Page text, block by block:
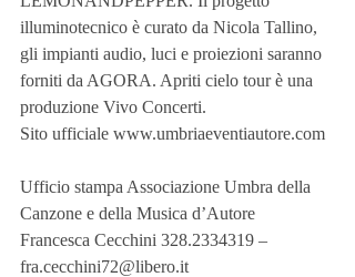
illuminotecnico è curato da Nicola Tallino,
gli impianti audio, luci e proiezioni saranno
forniti da AGORA. Apriti cielo tour è una
produzione Vivo Concerti.
Sito ufficiale www.umbriaeventiautore.com
Ufficio stampa Associazione Umbra della
Canzone e della Musica d’Autore
Francesca Cecchini 328.2334319 –
fra.cecchini72@libero.it